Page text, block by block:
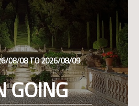
08/08 TO 2026/08/09
GOING